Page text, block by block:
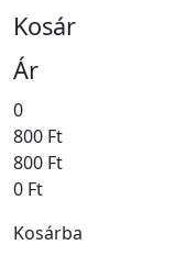
Kosár
Ár
0
800 Ft
800 Ft
0 Ft
Kosárba